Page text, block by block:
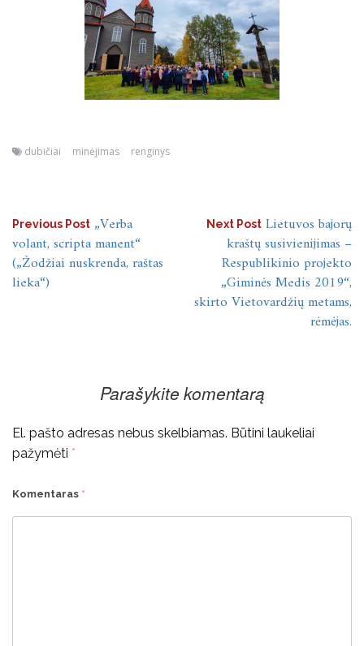
dubičiai minėjimas renginys
Navigacija
tarp
įrašų
Previous Post „Verba
volant, scripta manent“
(„Žodžiai nuskrenda, raštas
lieka“)
Next Post Lietuvos bajorų
kraštų susivienijimas –
Respublikinio projekto
„Giminės Medis 2019“,
skirto Vietovardžių metams,
rėmėjas.
Parašykite komentarą
El. pašto adresas nebus skelbiamas. Būtini laukeliai
pažymėti *
Komentaras *